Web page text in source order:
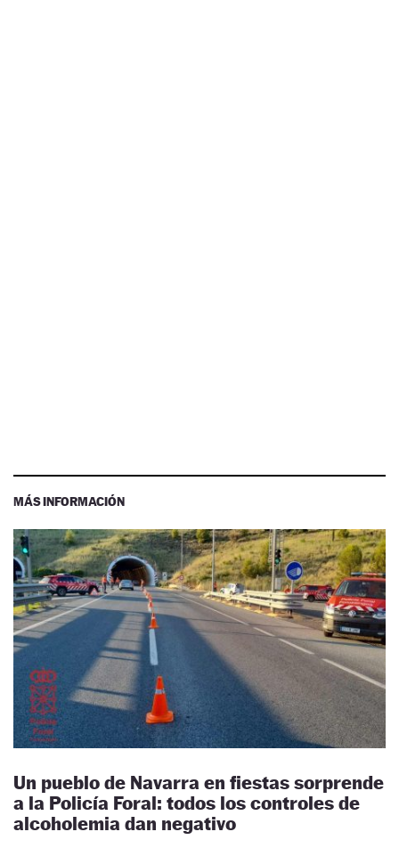
MÁS INFORMACIÓN
Un pueblo de Navarra en fiestas sorprende
a la Policía Foral: todos los controles de
alcoholemia dan negativo